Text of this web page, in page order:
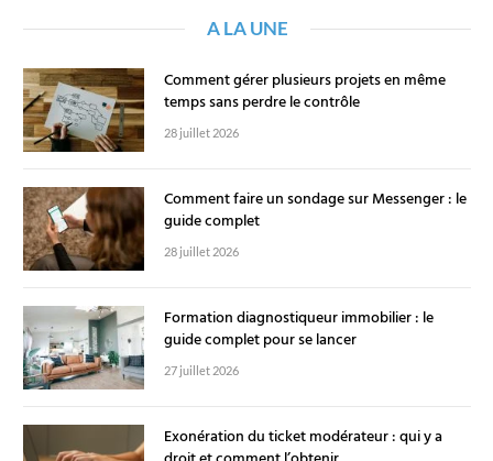
A LA UNE
Comment gérer plusieurs projets en même
temps sans perdre le contrôle
28 juillet 2026
Comment faire un sondage sur Messenger : le
guide complet
28 juillet 2026
Formation diagnostiqueur immobilier : le
guide complet pour se lancer
27 juillet 2026
Exonération du ticket modérateur : qui y a